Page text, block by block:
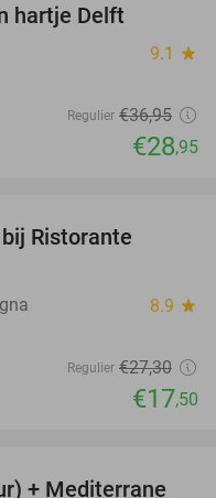
hartje Delft
9.1 star
Regulier €36,95
€28,95
Ristorante
8.9 star
Regulier €27,30
€17,50
+ Mediterrane